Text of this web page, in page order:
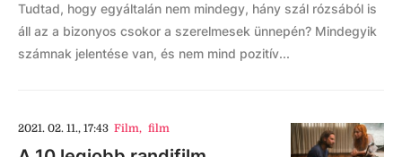
Tudtad, hogy egyáltalán nem mindegy, hány szál rózsából is
áll az a bizonyos csokor a szerelmesek ünnepén? Mindegyik
számnak jelentése van, és nem mind pozitív...
2021. 02. 11., 17:43 Film, film